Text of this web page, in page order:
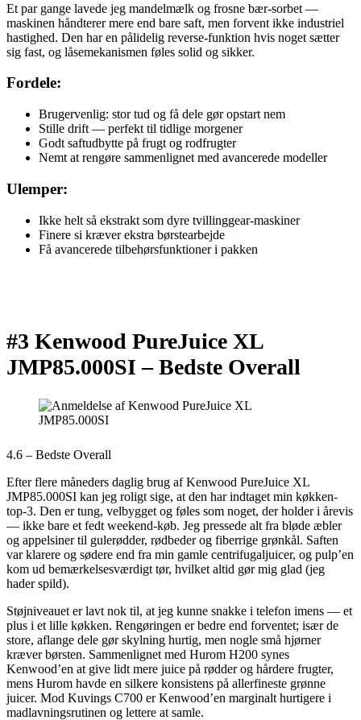
Et par gange lavede jeg mandelmælk og frosne bær-sorbet —
maskinen håndterer mere end bare saft, men forvent ikke industriel
hastighed. Den har en pålidelig reverse-funktion hvis noget sætter
sig fast, og låsemekanismen føles solid og sikker.
Fordele:
Brugervenlig: stor tud og få dele gør opstart nem
Stille drift — perfekt til tidlige morgener
Godt saftudbytte på frugt og rodfrugter
Nemt at rengøre sammenlignet med avancerede modeller
Ulemper:
Ikke helt så ekstrakt som dyre tvillinggear-maskiner
Finere si kræver ekstra børstearbejde
Få avancerede tilbehørsfunktioner i pakken
#3 Kenwood PureJuice XL
JMP85.000SI –Bedste Overall
4.6 – Bedste Overall
Efter flere måneders daglig brug af Kenwood PureJuice XL
JMP85.000SI kan jeg roligt sige, at den har indtaget min køkken-
top-3. Den er tung, velbygget og føles som noget, der holder i årevis
— ikke bare et fedt weekend-køb. Jeg pressede alt fra bløde æbler
og appelsiner til gulerødder, rødbeder og fiberrige grønkål. Saften
var klarere og sødere end fra min gamle centrifugaljuicer, og pulp’en
kom ud bemærkelsesværdigt tør, hvilket altid gør mig glad (jeg
hader spild).
Støjniveauet er lavt nok til, at jeg kunne snakke i telefon imens — et
plus i et lille køkken. Rengøringen er bedre end forventet; især de
store, aflange dele gør skylning hurtig, men nogle små hjørner
kræver børsten. Sammenlignet med Hurom H200 synes
Kenwood’en at give lidt mere juice på rødder og hårdere frugter,
mens Hurom havde en silkere konsistens på allerfineste grønne
juicer. Mod Kuvings C700 er Kenwood’en marginalt hurtigere i
madlavningsrutinen og lettere at samle.